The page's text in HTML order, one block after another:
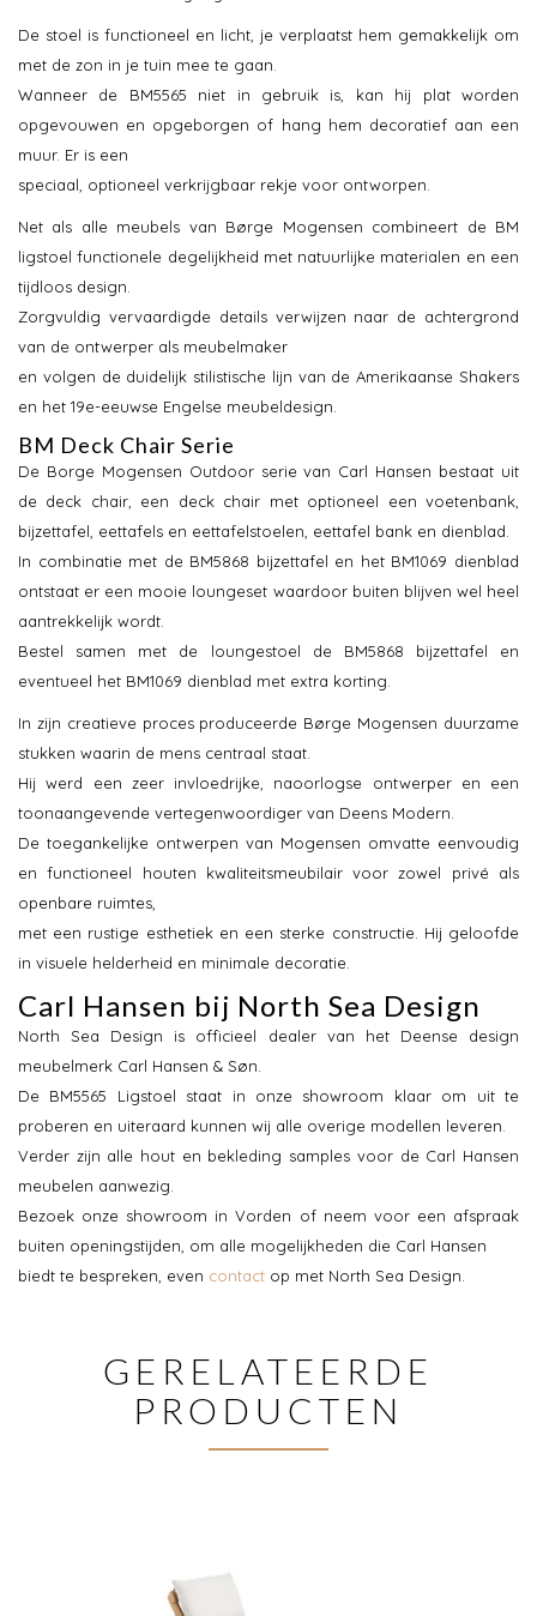
De stoel is functioneel en licht, je verplaatst hem gemakkelijk om
met de zon in je tuin mee te gaan.
Wanneer de BM5565 niet in gebruik is, kan hij plat worden
opgevouwen en opgeborgen of hang hem decoratief aan een
muur. Er is een
speciaal, optioneel verkrijgbaar rekje voor ontworpen.
Net als alle meubels van Børge Mogensen combineert de BM
ligstoel functionele degelijkheid met natuurlijke materialen en een
tijdloos design.
Zorgvuldig vervaardigde details verwijzen naar de achtergrond
van de ontwerper als meubelmaker
en volgen de duidelijk stilistische lijn van de Amerikaanse Shakers
en het 19e-eeuwse Engelse meubeldesign.
BM Deck Chair Serie
De Borge Mogensen Outdoor serie van Carl Hansen bestaat uit
de deck chair, een deck chair met optioneel een voetenbank,
bijzettafel, eettafels en eettafelstoelen, eettafel bank en dienblad.
In combinatie met de BM5868 bijzettafel en het BM1069 dienblad
ontstaat er een mooie loungeset waardoor buiten blijven wel heel
aantrekkelijk wordt.
Bestel samen met de loungestoel de BM5868 bijzettafel en
eventueel het BM1069 dienblad met extra korting.
In zijn creatieve proces produceerde Børge Mogensen duurzame
stukken waarin de mens centraal staat.
Hij werd een zeer invloedrijke, naoorlogse ontwerper en een
toonaangevende vertegenwoordiger van Deens Modern.
De toegankelijke ontwerpen van Mogensen omvatte eenvoudig
en functioneel houten kwaliteitsmeubilair voor zowel privé als
openbare ruimtes,
met een rustige esthetiek en een sterke constructie. Hij geloofde
in visuele helderheid en minimale decoratie.
Carl Hansen bij North Sea Design
North Sea Design is officieel dealer van het Deense design
meubelmerk Carl Hansen & Søn.
De BM5565 Ligstoel staat in onze showroom klaar om uit te
proberen en uiteraard kunnen wij alle overige modellen leveren.
Verder zijn alle hout en bekleding samples voor de Carl Hansen
meubelen aanwezig.
Bezoek onze showroom in Vorden of neem voor een afspraak
buiten openingstijden, om alle mogelijkheden die Carl Hansen
biedt te bespreken, even contact op met North Sea Design.
GERELATEERDE
PRODUCTEN